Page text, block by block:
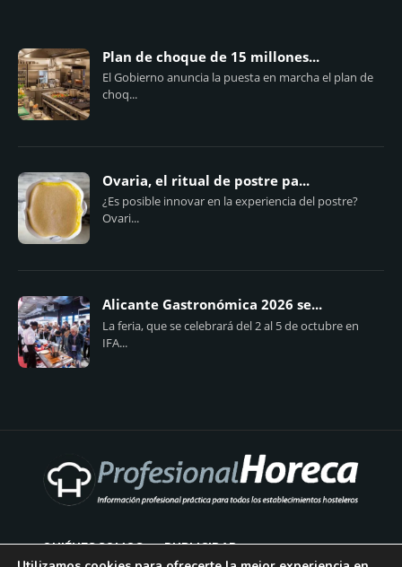
Plan de choque de 15 millones...
El Gobierno anuncia la puesta en marcha el plan de
choq...
Ovaria, el ritual de postre pa...
¿Es posible innovar en la experiencia del postre?
Ovari...
Alicante Gastronómica 2026 se...
La feria, que se celebrará del 2 al 5 de octubre en
IFA...
QUIÉNES SOMOS PUBLICIDAD